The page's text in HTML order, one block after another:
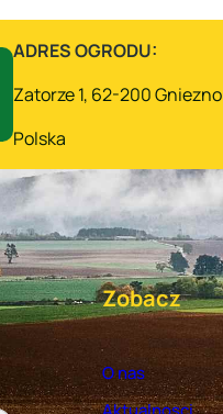
Taniości
i
ADRES OGRODU:
Zatorze 1, 62-200 Gniezno
Polska
Zobacz
O nas